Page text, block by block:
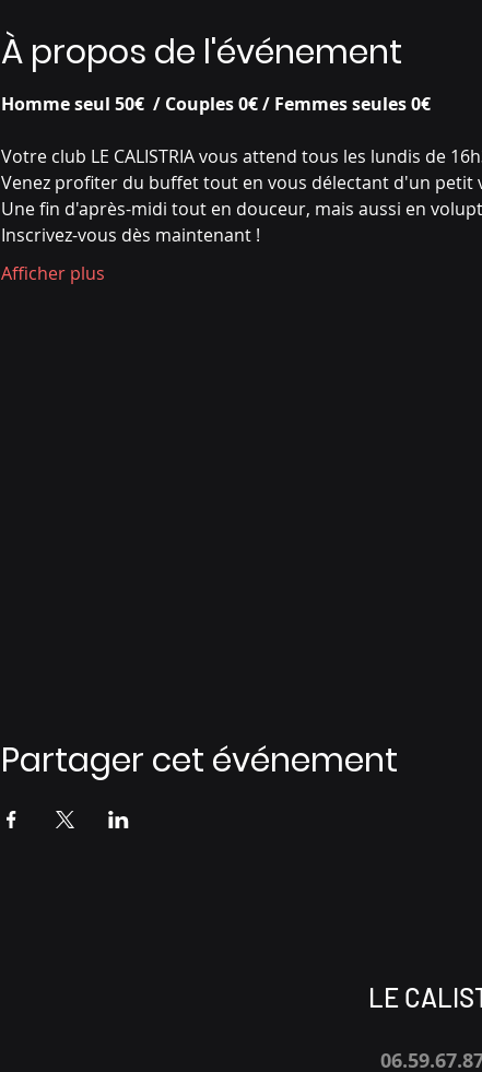
À propos de l'événement
Homme seul 50€  / Couples 0€ / Femmes seules 0€
Votre club LE CALISTRIA vous attend tous les lundis de
Venez profiter du buffet tout en vous délectant d'un petit
Une fin d'après-midi tout en douceur, mais aussi en
Inscrivez-vous dès maintenant !
Afficher plus
Partager cet événement
LE